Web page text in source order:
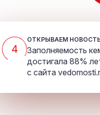
4
ОТКРЫВАЕМ
Заполняемость
достигала 88%
с сайта